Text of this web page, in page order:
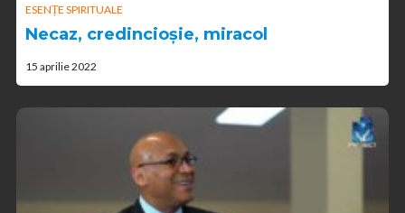
ESENȚE SPIRITUALE
Necaz, credincioșie, miracol
15 aprilie 2022